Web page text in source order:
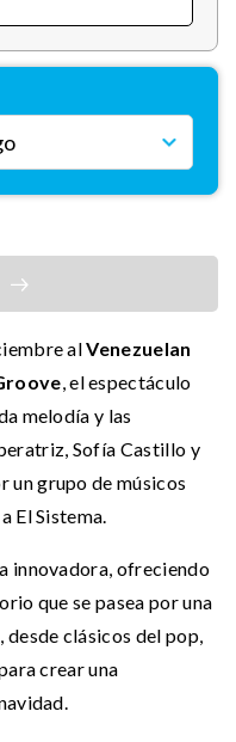
alVenezuelan
, el espectáculo
melodía y las
Sofía Castillo y
un grupo de músicos
El Sistema.
innovadora, ofreciendo
que se pasea por una
desde clásicos del pop,
crear una